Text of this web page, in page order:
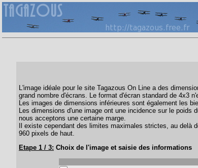
L'image idéale pour le site Tagazous On Line a des
grand nombre d'écrans. Le format d'écran standard de 4x3
Les images de dimensions inférieures sont également les
Les dimensions d'une image ont une incidence sur le
nous acceptons une certaine marge.
Il existe cependant des limites maximales strictes, au
960 pixels de haut.
Etape 1 / 3: Choix de l'image et saisie des informations